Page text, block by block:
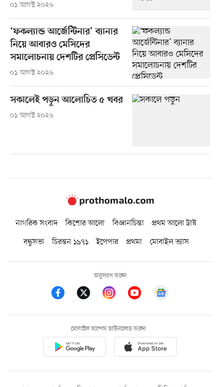
০১ আগস্ট ২০২৬
‘ফকল্যান্ড আর্জেন্টিনার’ ব্যানার
নিয়ে আবারও মেসিদের
সমালোচনায় দেশটির প্রেসিডেন্ট
০১ আগস্ট ২০২৬
সকালেই পড়ুন আলোচিত ৫ খবর
০১ আগস্ট ২০২৬
নাগরিক সংবাদ কিশোর আলো বিজ্ঞানচিন্তা
প্রথম আলো ট্রাস্ট
বন্ধুসভা
চিরন্তন ১৯৭১ ইপেপার প্রথমা মোবাইল ভ্যাস
অনুসরণ করুন
মোবাইল অ্যাপস ডাউনলোড করুন